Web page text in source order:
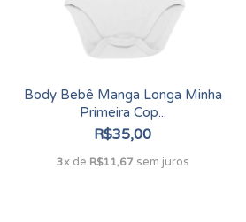
Body Bebê Manga Longa Minha
Primeira Cop...
R$35,00
3x de R$11,67sem juros